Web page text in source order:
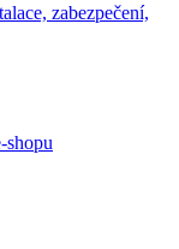
zabezpečení,
shopu